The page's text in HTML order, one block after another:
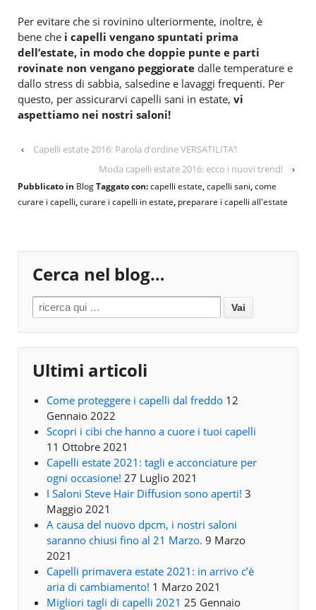
Per evitare che si rovinino ulteriormente, inoltre, è
bene che i capelli vengano spuntati prima
dell’estate, in modo che doppie punte e parti
rovinate non vengano peggiorate dalle temperature e
dallo stress di sabbia, salsedine e lavaggi frequenti. Per
questo, per assicurarvi capelli sani in estate, vi
aspettiamo nei nostri saloni!
‹
Capelli estate 2016: Parola d’ordine VERSATILITA’!
Moda capelli estate 2016: ecco i nuovi trend!
›
Pubblicato in BlogTaggato con:capelli estate,capelli sani,come
curare i capelli,curare i capelli in estate, preparare i capelli all'estate
Cerca nel blog…
Search for:
Ultimi articoli
Come proteggere i capelli dal freddo 12
Gennaio 2022
Scopri i cibi che hanno a cuore i tuoi capelli
11 Ottobre 2021
Capelli estate 2021: tagli e acconciature per
ogni occasione! 27 Luglio 2021
I Saloni Steve Hair Diffusion sono aperti! 3
Maggio 2021
A causa del nuovo dpcm, i nostri saloni
saranno chiusi fino al 21 Marzo. 9 Marzo
2021
Capelli primavera estate 2021: in arrivo c’è
aria di cambiamento! 1 Marzo 2021
Migliori tagli di capelli 2021 25 Gennaio